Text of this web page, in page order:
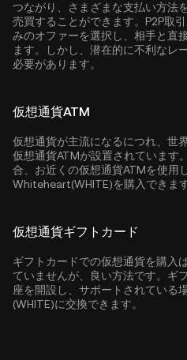
つながり、さまざまな支払い方法
売買することができます。P2P取
みのオファーを選択し、相手と直
ます。しかし、潜在的に不利なレ
必要があります。
仮想通貨ATM
仮想通貨が主流になるにつれ、世
仮想通貨ATMが設置されています
合、お近くの仮想通貨ATMを使用
Whiteheart(WHITE)を購入できます
仮想通貨ギフトカード
ギフトカードでの仮想通貨を購入
ていませんが、良い方法です。ギ
座を開設し、サポートされている
(WHITE)に交換できます。